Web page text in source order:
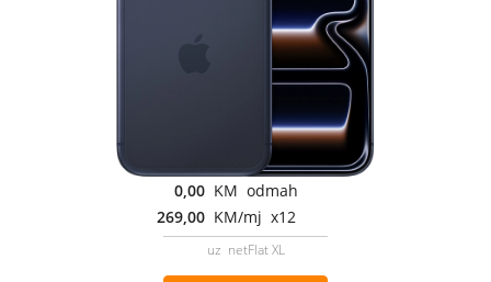
0,00 KM odmah
269,00 KM/mj x12
uz netFlat XL